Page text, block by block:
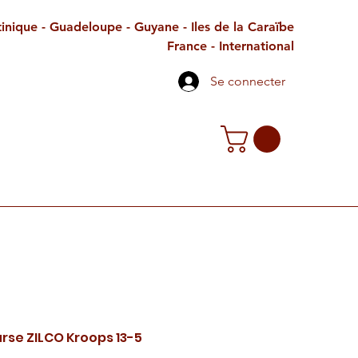
- Guadeloupe - Guyane - Iles de la Caraïbe
France - International
Se connecter
ZILCO Kroops 13-5